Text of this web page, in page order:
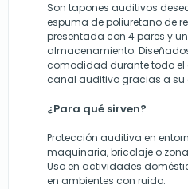
Son tapones auditivos
espuma de poliuretano de
presentada con 4 pares y
almacenamiento.
comodidad durante todo
canal auditivo gracias a su
¿Para qué sirven?
Protección auditiva en
maquinaria, bricolaje o
Uso en actividades
en ambientes con ruido.